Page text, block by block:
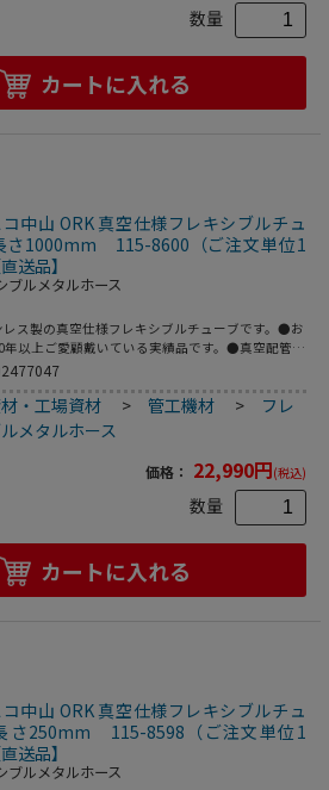
数量
カートに入れる
コ中山 ORK 真空仕様フレキシブルチュ
さ1000mm 115-8600（ご注文単位1
送品】
ブルメタルホース
ス製の真空仕様フレキシブルチューブです。●お
年以上ご愛顧戴いている実績品です。●真空配管
(mm)：1000●フランジサイズ：NW10●適合流
大気圧●使用温度範囲：-196～150℃(シール材の
により異なる)●Heリーク試験：1.33×10[[の-10
[[Ｍ3]]/sec以下●フレキ部：ステンレス
フランジ部：ステンレス(SUS316L)
・工場資材 >管工機材 > フレ
メタルホース
価格： 22,990円(税込)
数量
カートに入れる
コ中山 ORK 真空仕様フレキシブルチュ
さ250mm 115-8598（ご注文単位1
送品】
ブルメタルホース